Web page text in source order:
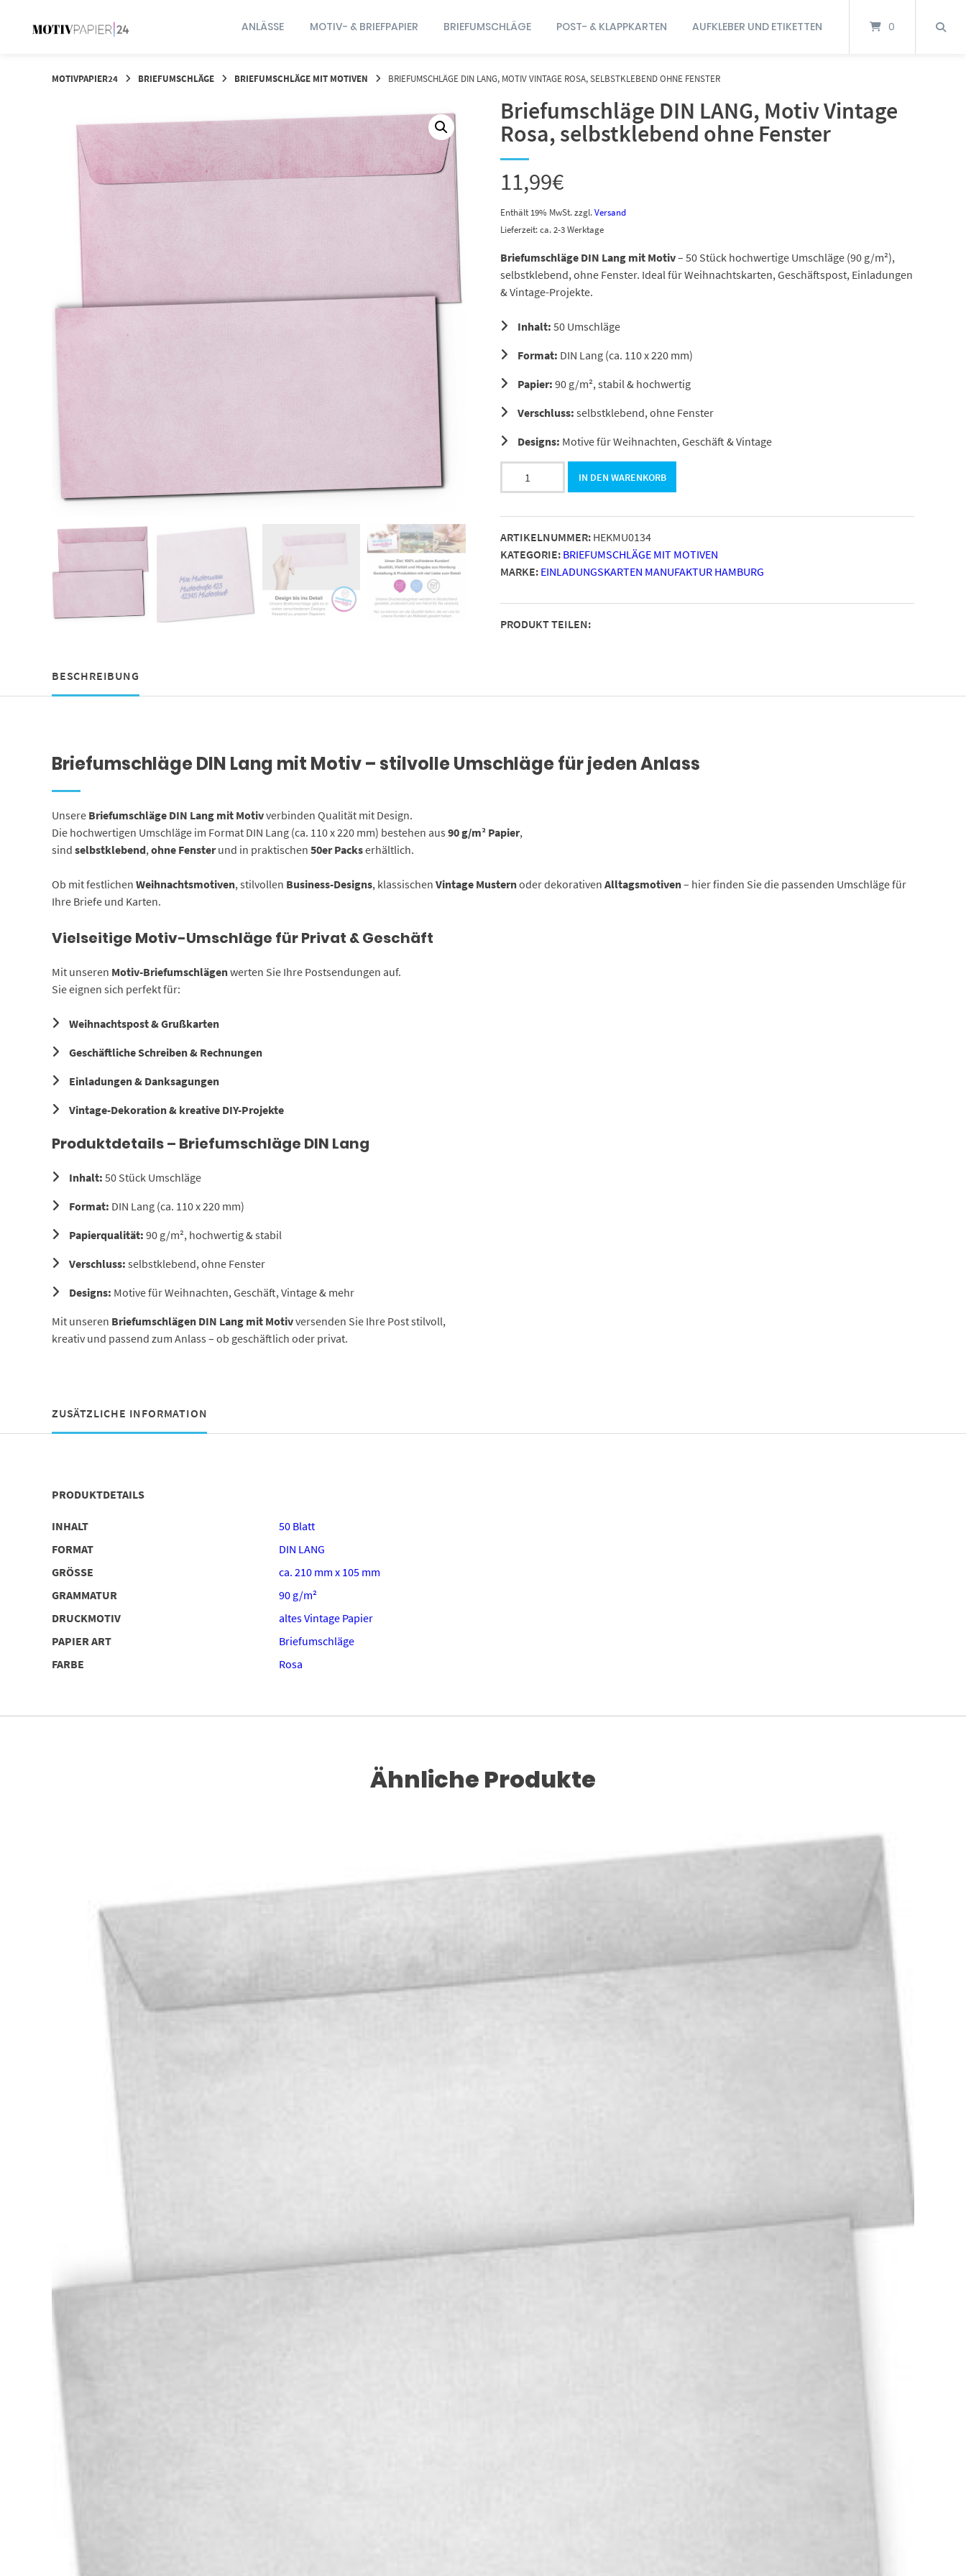
ANLÄSSE MOTIV- & BRIEFPAPIER BRIEFUMSCHLÄGE POST- & KLAPPKARTEN AUFKLEBER UND ETIKETTEN 0
MOTIVPAPIER24 BRIEFUMSCHLÄGE BRIEFUMSCHLÄGE MIT MOTIVEN BRIEFUMSCHLÄGE DIN LANG, MOTIV VINTAGE ROSA, SELBSTKLEBEND OHNE FENSTER
Briefumschläge DIN LANG, Motiv Vintage
Rosa, selbstklebend ohne Fenster
11,99€
Enthält 19% MwSt.zzgl.Versand
Lieferzeit: ca. 2-3 Werktage
Briefumschläge DIN Lang mit Motiv– 50 Stück hochwertige Umschläge (90 g/m²),
selbstklebend, ohne Fenster. Ideal für Weihnachtskarten, Geschäftspost, Einladungen
& Vintage-Projekte.
Inhalt: 50 Umschläge
Format: DIN Lang (ca. 110 x 220 mm)
Papier: 90 g/m², stabil & hochwertig
Verschluss: selbstklebend, ohne Fenster
Designs: Motive für Weihnachten, Geschäft & Vintage
Motiv
Vintage
Rosa,
selbstklebend
Fenster
Menge
IN DEN WARENKORB
ARTIKELNUMMER: HEKMU0134
KATEGORIE: BRIEFUMSCHLÄGE MIT MOTIVEN
MARKE: EINLADUNGSKARTEN MANUFAKTUR HAMBURG
PRODUKT TEILEN:
BESCHREIBUNG
Briefumschläge DIN Lang mit Motiv – stilvolle Umschläge für jeden Anlass
Unsere Briefumschläge DIN Lang mit Motivverbinden Qualität mit Design.
Die hochwertigen Umschläge im Format DIN Lang (ca. 110 x 220 mm) bestehen aus 90 g/m² Papier,
sind selbstklebend,ohne Fensterund in praktischen 50er Packserhältlich.
Ob mit festlichen Weihnachtsmotiven, stilvollen Business-Designs, klassischen Vintage Musternoder dekorativen Alltagsmotiven– hier finden Sie die passenden Umschläge für
Ihre Briefe und Karten.
Vielseitige Motiv-Umschläge für Privat & Geschäft
Mit unseren Motiv-Briefumschlägenwerten Sie Ihre Postsendungen auf.
Sie eignen sich perfekt für:
Weihnachtspost & Grußkarten
Geschäftliche Schreiben & Rechnungen
Einladungen & Danksagungen
Vintage-Dekoration & kreative DIY-Projekte
Produktdetails – Briefumschläge DIN Lang
Inhalt: 50 Stück Umschläge
Format: DIN Lang (ca. 110 x 220 mm)
Papierqualität: 90 g/m², hochwertig & stabil
Verschluss: selbstklebend, ohne Fenster
Designs: Motive für Weihnachten, Geschäft, Vintage & mehr
Mit unseren Briefumschlägen DIN Lang mit Motivversenden Sie Ihre Post stilvoll,
kreativ und passend zum Anlass – ob geschäftlich oder privat.
ZUSÄTZLICHE INFORMATION
PRODUKTDETAILS
INHALT
50 Blatt
FORMAT
DIN LANG
GRÖSSE
ca. 210 mm x 105 mm
GRAMMATUR
90 g/m²
DRUCKMOTIV
altes Vintage Papier
PAPIER ART
Briefumschläge
FARBE
Rosa
Ähnliche Produkte